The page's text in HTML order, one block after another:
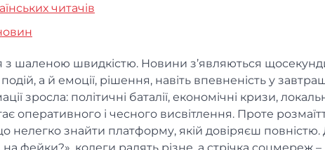
читачів
з шаленою швидкістю. Новини з’являються
а й емоції, рішення, навіть впевненість у
зросла: політичні баталії, економічні кризи,
оперативного і чесного висвітлення. Проте
нелегко знайти платформу, якій довіряєш повністю.